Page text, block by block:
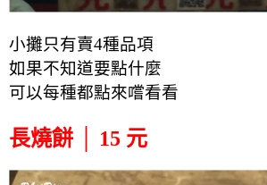
小攤只有賣4種品項
如果不知道要點什麼
可以每種都點來嚐看看
長燒餅 │ 15 元